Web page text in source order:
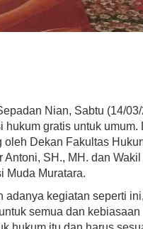
Nian, Sabtu (14/
gratis untuk umum.
Dekan Fakultas
SH., MH. dan
Muda Muratara.
adanya kegiatan seperti
semua dan kebiasaan